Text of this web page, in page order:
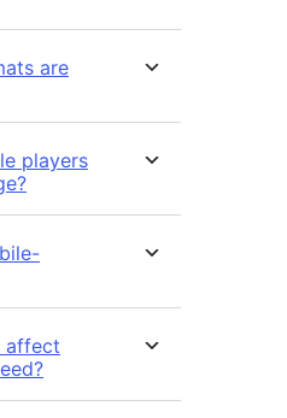
are
players
affect